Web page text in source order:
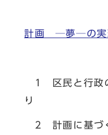
計画 ─夢─の実
1 区民と行政の
り
2 計画に基づ